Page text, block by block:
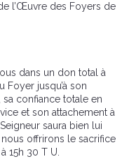
l’Œuvre des Foyers de
dans un don total à
Foyer jusqu’à son
confiance totale en
et son attachement à
saura bien lui
offrirons le sacrifice
15h 30 T U.